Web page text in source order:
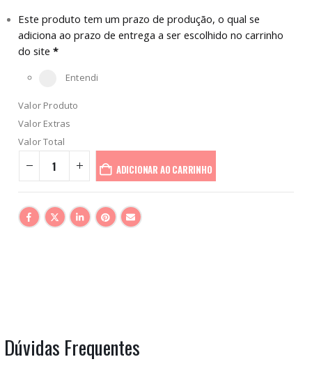
Este produto tem um prazo de produção, o qual se
adiciona ao prazo de entrega a ser escolhido no carrinho
do site *
Entendi
Valor Produto
Valor Extras
Valor Total
ADICIONAR AO CARRINHO
Dúvidas Frequentes